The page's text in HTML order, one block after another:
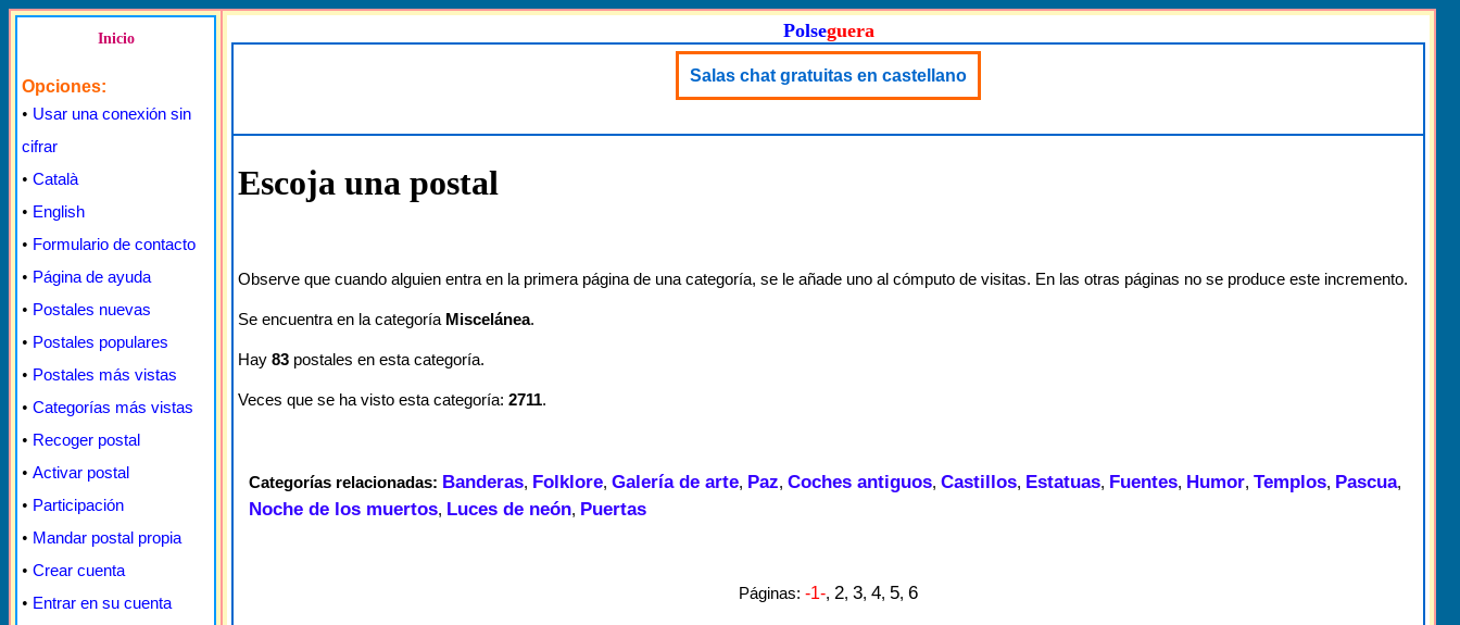
Inicio
Opciones:
• Usar una conexión sin
cifrar
• Català
• English
• Formulario de contacto
• Página de ayuda
• Postales nuevas
• Postales populares
• Postales más vistas
• Categorías más vistas
• Recoger postal
• Activar postal
• Participación
• Mandar postal propia
• Crear cuenta
• Entrar en su cuenta
Polseguera
Salas chat gratuitas en castellano
Escoja una postal
Observe que cuando alguien entra en la primera página de una categoría, se le añade uno al cómputo de visitas. En las otras páginas no se produce este incremento.
Se encuentra en la categoría Miscelánea.
Hay 83 postales en esta categoría.
Veces que se ha visto esta categoría: 2711.
Categorías relacionadas: Banderas, Folklore, Galería de arte, Paz, Coches antiguos, Castillos, Estatuas, Fuentes, Humor, Templos, Pascua,
Noche de los muertos, Luces de neón, Puertas
Páginas: -1-, 2, 3, 4, 5, 6